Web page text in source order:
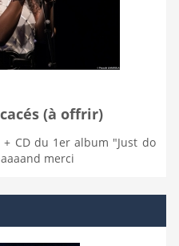
(à offrir)
CD du 1er album "Just do
merci